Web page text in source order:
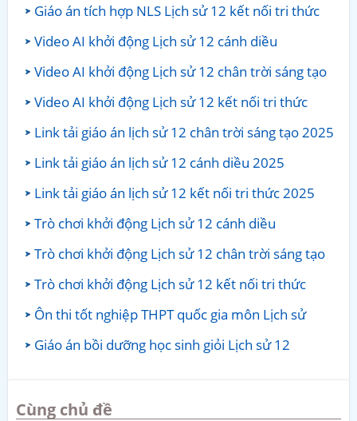
Giáo án tích hợp NLS Lịch sử 12 kết nối tri thức
Video AI khởi động Lịch sử 12 cánh diều
Video AI khởi động Lịch sử 12 chân trời sáng tạo
Video AI khởi động Lịch sử 12 kết nối tri thức
Link tải giáo án lịch sử 12 chân trời sáng tạo 2025
Link tải giáo án lịch sử 12 cánh diều 2025
Link tải giáo án lịch sử 12 kết nối tri thức 2025
Trò chơi khởi động Lịch sử 12 cánh diều
Trò chơi khởi động Lịch sử 12 chân trời sáng tạo
Trò chơi khởi động Lịch sử 12 kết nối tri thức
Ôn thi tốt nghiệp THPT quốc gia môn Lịch sử
Giáo án bồi dưỡng học sinh giỏi Lịch sử 12
Cùng chủ đề